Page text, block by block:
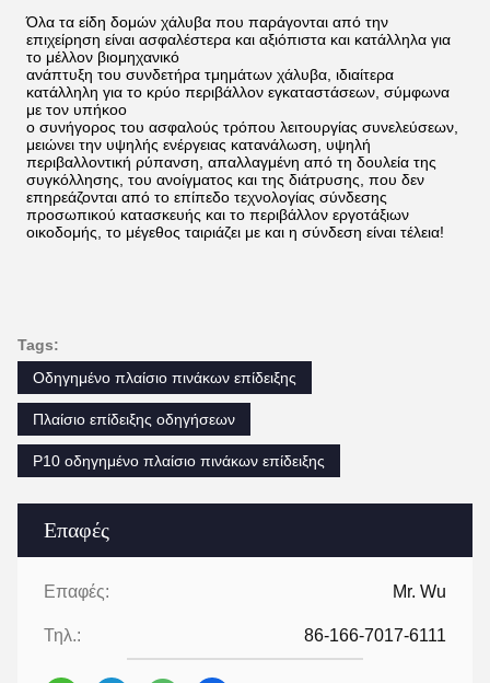
Επαφές
Επαφές: Mr. Wu
Τηλ.: 86-166-7017-6111
Όλα τα είδη δομών χάλυβα που παράγονται από την
επιχείρηση είναι ασφαλέστερα και αξιόπιστα και κατάλληλα για
το μέλλον βιομηχανικό
ανάπτυξη του συνδετήρα τμημάτων χάλυβα, ιδιαίτερα
κατάλληλη για το κρύο περιβάλλον εγκαταστάσεων, σύμφωνα
με τον υπήκοο
ο συνήγορος του ασφαλούς τρόπου λειτουργίας συνελεύσεων,
μειώνει την υψηλής ενέργειας κατανάλωση, υψηλή
περιβαλλοντική ρύπανση, απαλλαγμένη από τη δουλεία της
συγκόλλησης, του ανοίγματος και της διάτρυσης, που δεν
επηρεάζονται από το επίπεδο τεχνολογίας σύνδεσης
προσωπικού κατασκευής και το περιβάλλον εργοτάξιων
οικοδομής, το μέγεθος ταιριάζει με και η σύνδεση είναι τέλεια!
Tags:
Οδηγημένο πλαίσιο πινάκων επίδειξης
Πλαίσιο επίδειξης οδηγήσεων
P10 οδηγημένο πλαίσιο πινάκων επίδειξης